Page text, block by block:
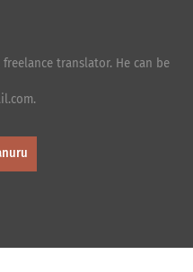
translator. He can be